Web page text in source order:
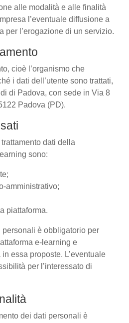
alle modalità e alle finalità
l’eventuale diffusione a
per l’erogazione di un servizio.
cioè l’organismo che
i dati dell’utente sono trattati,
di Padova, con sede in Via 8
Padova (PD).
trattamento dati della
sono:
amministrativo;
piattaforma.
personali è obbligatorio per
e-learning e
essa proposte. L’eventuale
per l’interessato di
dei dati personali è